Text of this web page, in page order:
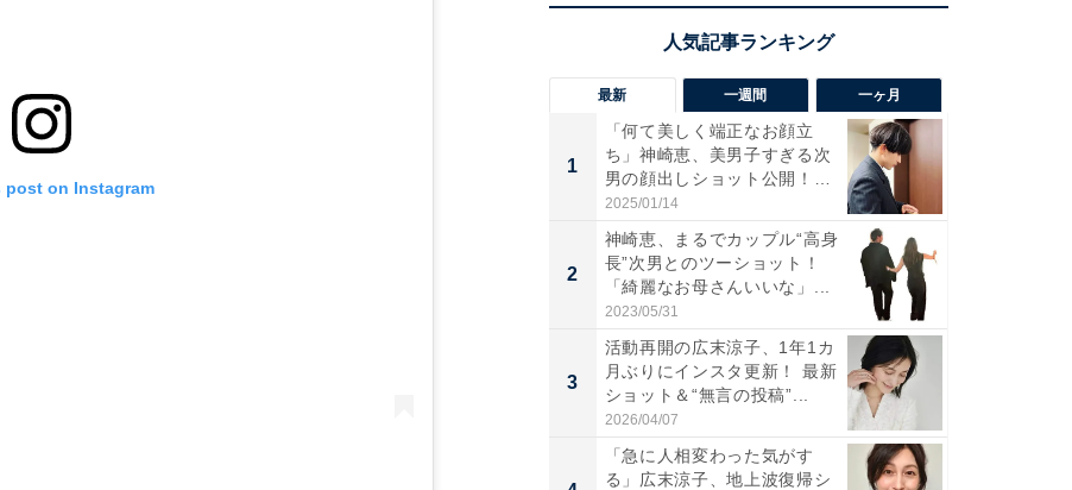
post on Instagram
最新 一週間 一ヶ月
1
「何て美しく端正なお顔立
ち」神崎恵、美男子すぎる次
男の顔出しショット公開！
「め...
2025/01/14
2
神崎恵、まるでカップル“高身
長”次男とのツーショット！
「綺麗なお母さんいいな」...
2023/05/31
3
活動再開の広末涼子、1年1カ
月ぶりにインスタ更新！ 最新
ショット＆“無言の投稿”...
2026/04/07
「急に人相変わった気がす
る」広末涼子、地上波復帰シ